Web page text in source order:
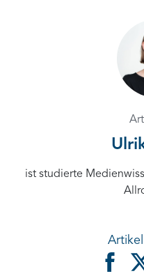
ist studierte